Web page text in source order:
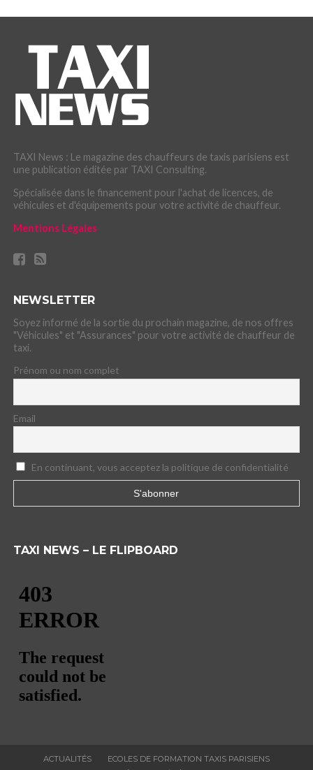
TAXI News : Le magazine des chauffeurs de taxis parisiens est
une publication éditée par TAXI Consulting.
Spécialisée dans le financement pour l'achat de licences, de
véhicules et d'équipements pour votre activité de chauffeur.
Mentions Légales
NEWSLETTER
Soyez informé de la sortie du prochain magazine, de nos offres
"Véhicules" et "Assurances" pour votre activité de chauffeur de
taxi.
Prénom ou nom complet
Email
En continuant, vous acceptez la politique de confidentialité
TAXI NEWS – LE FLIPBOARD
ACTUALITÉS
ECOLES DE FORMATION TAXIS PARISIENS